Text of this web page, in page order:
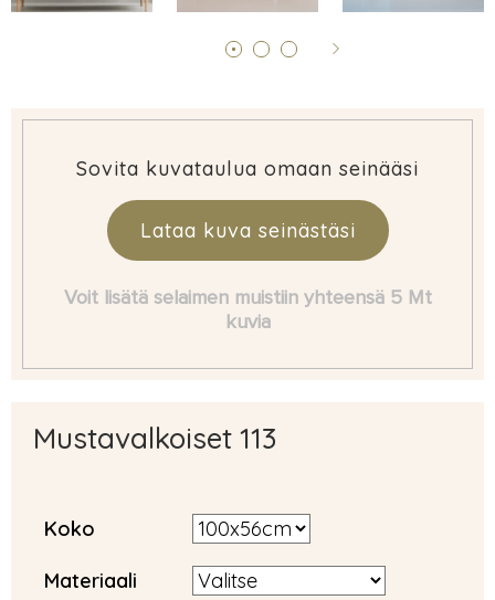
Sovita kuvataulua omaan seinääsi
Lataa kuva seinästäsi
Voit lisätä selaimen muistiin yhteensä 5 Mt
kuvia
Mustavalkoiset 113
Koko
Materiaali